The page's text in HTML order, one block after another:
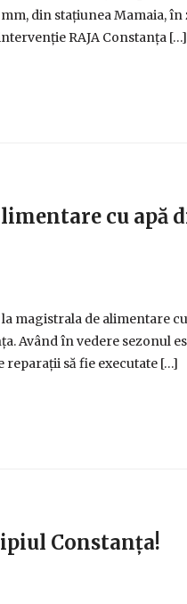
din stațiunea Mamaia,
RAJA Constanța […]
cu apă
magistrala de alimentare
Având în vedere sezonul
reparații să fie executate […]
Constanța!